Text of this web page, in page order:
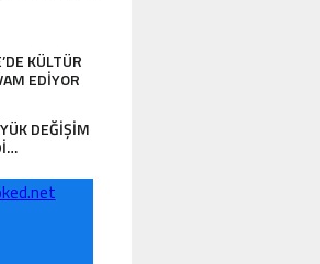
KÜLTÜR
EDİYOR
DEĞİŞİM